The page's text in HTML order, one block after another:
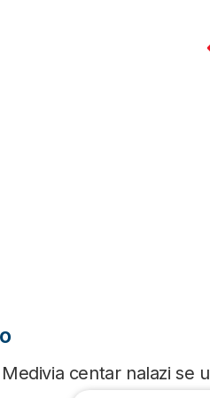
centar nalazi se u